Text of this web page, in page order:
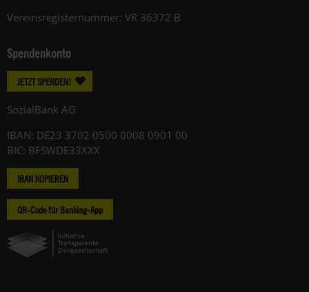
Vereinsregisternummer: VR 36372 B
Spendenkonto
JETZT SPENDEN!
SozialBank AG
IBAN: DE23 3702 0500 0008 0901 00
BIC: BFSWDE33XXX
IBAN KOPIEREN
QR-Code für Banking-App